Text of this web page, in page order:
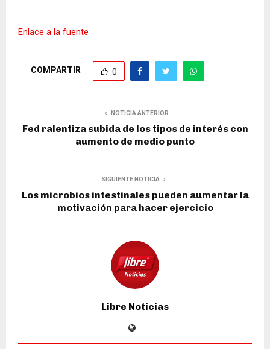
Enlace a la fuente
COMPARTIR 0
NOTICIA ANTERIOR
Fed ralentiza subida de los tipos de interés con
aumento de medio punto
SIGUIENTE NOTICIA
Los microbios intestinales pueden aumentar la
motivación para hacer ejercicio
Libre Noticias